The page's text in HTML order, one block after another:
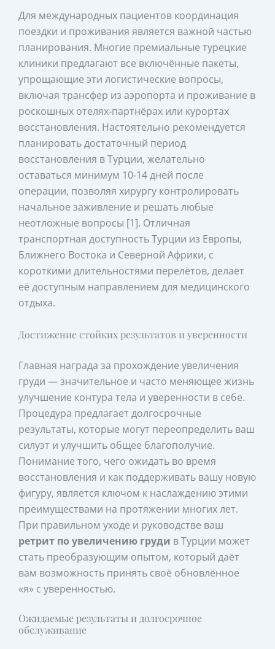
Для международных пациентов координация
поездки и проживания является важной частью
планирования. Многие премиальные турецкие
клиники предлагают все включённые пакеты,
упрощающие эти логистические вопросы,
включая трансфер из аэропорта и проживание в
роскошных отелях‑партнёрах или курортах
восстановления. Настоятельно рекомендуется
планировать достаточный период
восстановления в Турции, желательно
оставаться минимум 10‑14 дней после
операции, позволяя хирургу контролировать
начальное заживление и решать любые
неотложные вопросы [1]. Отличная
транспортная доступность Турции из Европы,
Ближнего Востока и Северной Африки, с
короткими длительностями перелётов, делает
её доступным направлением для медицинского
отдыха.
Достижение стойких результатов и уверенности
Главная награда за прохождение увеличения
груди — значительное и часто меняющее жизнь
улучшение контура тела и уверенности в себе.
Процедура предлагает долгосрочные
результаты, которые могут переопределить ваш
силуэт и улучшить общее благополучие.
Понимание того, чего ожидать во время
восстановления и как поддерживать вашу новую
фигуру, является ключом к наслаждению этими
преимуществами на протяжении многих лет.
При правильном уходе и руководстве ваш
ретрит по увеличению груди в Турции может
стать преобразующим опытом, который даёт
вам возможность принять своё обновлённое
«я» с уверенностью.
Ожидаемые результаты и долгосрочное
обслуживание